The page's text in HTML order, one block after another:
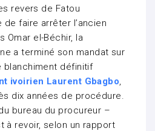
revers de Fatou
de faire arrêter l’ancien
Omar el-Béchir, la
a terminé son mandat sur
blanchiment définitif
ivoirien Laurent Gbagbo,
dix années de procédure.
bureau du procureur –
à revoir, selon un rapport